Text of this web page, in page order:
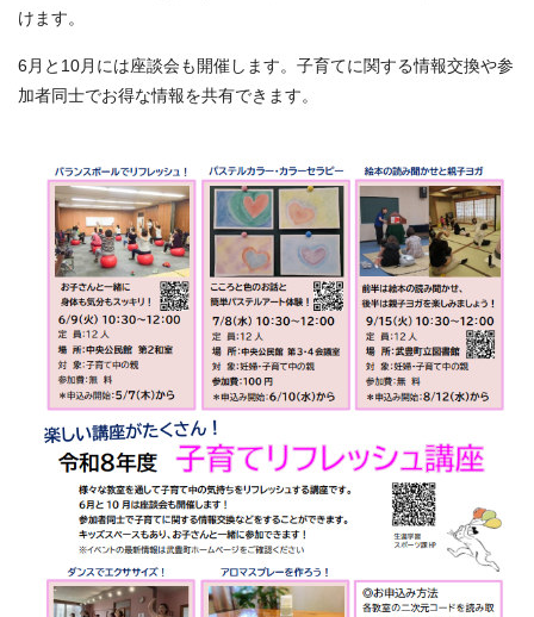
けます。
6月と10月には座談会も開催します。子育てに関する情報交換や参
加者同士でお得な情報を共有できます。